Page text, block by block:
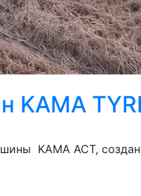
KAMA
KAMA ACT,